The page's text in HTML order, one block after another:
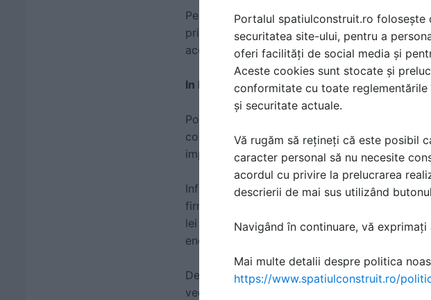
Pe masura ce numarul constructiilor
privelistea si ventilatia, tot mai multe cladiri
aceste aspecte.
In Hong Kong se construieste cu aprobarea
Poate ca gaurile din zgarie-nori nu au
conform caruia cladirile si obiectele trebuie
important in arhitectura locala. Companiile
Influenta este foarte vizibila in constructii de
firma de arhitectura Norman + Partners intr-o
lei mari din bronz, care simbolizeaza bogatia
energia pozitiva “qi”, iar scarile rulante sunt
Dezvoltatorii cladirii Bank of China Tower din
vecinatatea cladirii HSBC, au ignorant
Portalul spatiulconstruit.ro
securitatea site-ului, pentru a
oferi facilități de social media și
Aceste cookies sunt stocate și
conformitate cu toate
și securitate actuale.
Vă rugăm să rețineți că este posibil
caracter personal să nu necesite
acordul cu privire la prelucrarea
descrierii de mai sus utilizând
Navigând în continuare, vă
Mai multe detalii despre politica
https://www.spatiulconstruit.ro/